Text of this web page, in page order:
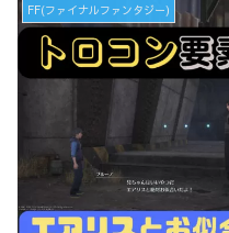
FF(ファイナルファンタジー)